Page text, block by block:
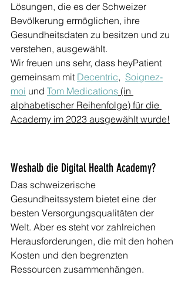
Lösungen, die es der Schweizer
Bevölkerung ermöglichen, ihre
Gesundheitsdaten zu besitzen und zu
verstehen, ausgewählt.
Wir freuen uns sehr, dass heyPatient
gemeinsam mit Decentric, Soignez-
moi und Tom Medications (in
alphabetischer Reihenfolge) für die
Academy im 2023 ausgewählt wurde!
Weshalb die Digital Health Academy?
Das schweizerische
Gesundheitssystem bietet eine der
besten Versorgungsqualitäten der
Welt. Aber es steht vor zahlreichen
Herausforderungen, die mit den hohen
Kosten und den begrenzten
Ressourcen zusammenhängen.